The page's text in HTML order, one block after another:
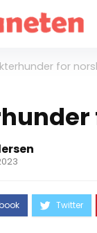
for